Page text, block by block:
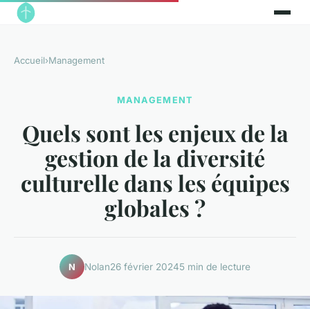
Accueil›Management
MANAGEMENT
Quels sont les enjeux de la
gestion de la diversité
culturelle dans les équipes
globales ?
N Nolan26 février 20245 min de lecture